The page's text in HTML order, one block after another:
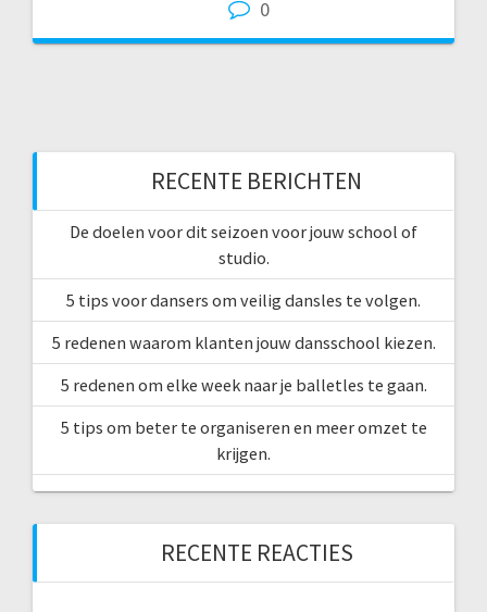
0
RECENTE BERICHTEN
De doelen voor dit seizoen voor jouw school of
studio.
5 tips voor dansers om veilig dansles te volgen.
5 redenen waarom klanten jouw dansschool kiezen.
5 redenen om elke week naar je balletles te gaan.
5 tips om beter te organiseren en meer omzet te
krijgen.
RECENTE REACTIES